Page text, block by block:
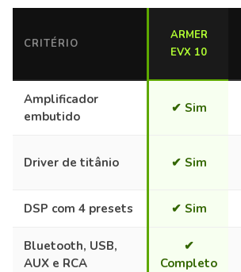
CRITÉRIO
ARMER
EVX 10
Amplificador
embutido
✔ Sim
Driver de titânio ✔ Sim
DSP com 4 presets ✔ Sim
Bluetooth, USB,
AUX e RCA
✔
Completo